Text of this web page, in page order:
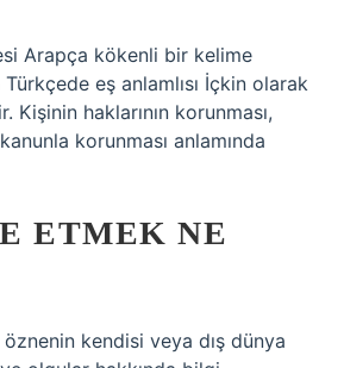
Arapça kökenli bir kelime
eş anlamlısı İçkin olarak
Kişinin haklarının korunması,
korunması anlamında
ETMEK NE
kendisi veya dış dünya